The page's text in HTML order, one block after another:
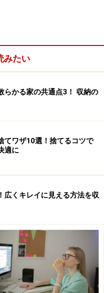
ルーム
、個室は6畳くらいの広
子ども部屋として使うと
するという家庭が一般的
社会人になる頃には、部
。
ンテリア。ファブリックも
らえていても、年頃にな
屋づくりがしたくなるは
ができるよう、書斎の役
ことが予想されます。
みたい
らかる家の共通点3！ 収納の
てワザ10選！捨てるコツで
適に
広くキレイに見える方法を収